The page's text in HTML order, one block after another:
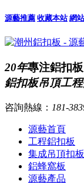
源藝推薦 收藏本站 網
20年專注鋁扣
鋁扣板吊頂工
咨詢熱線： 181-
源藝首頁
工程鋁扣板
集成吊頂扣板
鋁蜂窩板
源藝產品